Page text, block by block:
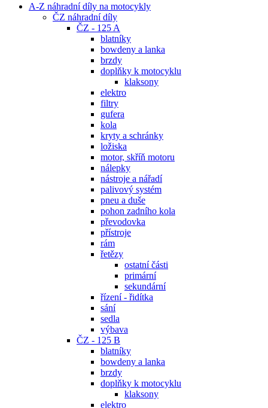
A-Z náhradní díly na motocykly
ČZ náhradní díly
ČZ - 125 A
blatníky
bowdeny a lanka
brzdy
doplňky k motocyklu
klaksony
elektro
filtry
gufera
kola
kryty a schránky
ložiska
motor, skříň motoru
nálepky
nástroje a nářadí
palivový systém
pneu a duše
pohon zadního kola
převodovka
přístroje
rám
řetězy
ostatní části
primární
sekundární
řízení - řidítka
sání
sedla
výbava
ČZ - 125 B
blatníky
bowdeny a lanka
brzdy
doplňky k motocyklu
klaksony
elektro